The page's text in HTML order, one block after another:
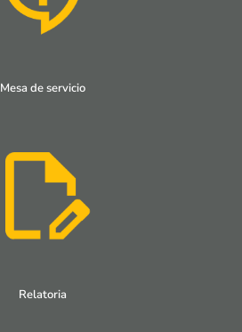
Mesa de servicio
Relatoria